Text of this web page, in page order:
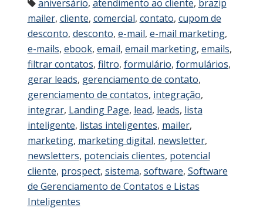
aniversário, atendimento ao cliente, brazip
mailer, cliente, comercial, contato, cupom de
desconto, desconto, e-mail, e-mail marketing,
e-mails, ebook, email, email marketing, emails,
filtrar contatos, filtro, formulário, formulários,
gerar leads, gerenciamento de contato,
gerenciamento de contatos, integração,
integrar, Landing Page, lead, leads, lista
inteligente, listas inteligentes, mailer,
marketing, marketing digital, newsletter,
newsletters, potenciais clientes, potencial
cliente, prospect, sistema, software, Software
de Gerenciamento de Contatos e Listas
Inteligentes